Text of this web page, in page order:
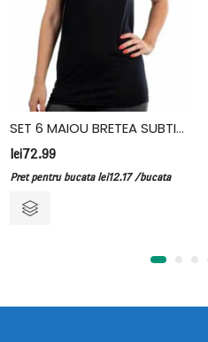
SET 6 MAIOU BRETEA SUBTIRE, BUMBAC, FIDAN, NEGRU
lei72.99
Pret pentru bucata lei12.17 /bucata